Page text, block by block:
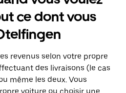
ce dont vous
revenus selon votre propre
des livraisons (le cas
même les deux. Vous